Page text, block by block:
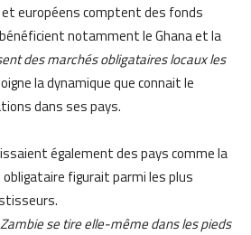
européens comptent des fonds
notamment le Ghana et la
des marchés obligataires locaux les
la dynamique que connait le
dans ses pays.
également des pays comme la
figurait parmi les plus
se tire elle-même dans les pieds